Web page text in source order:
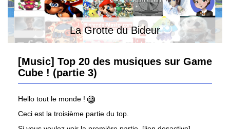
La Grotte du Bideur
[Music] Top 20 des musiques sur Game
Cube ! (partie 3)
Hello tout le monde !
Ceci est la troisième partie du top.